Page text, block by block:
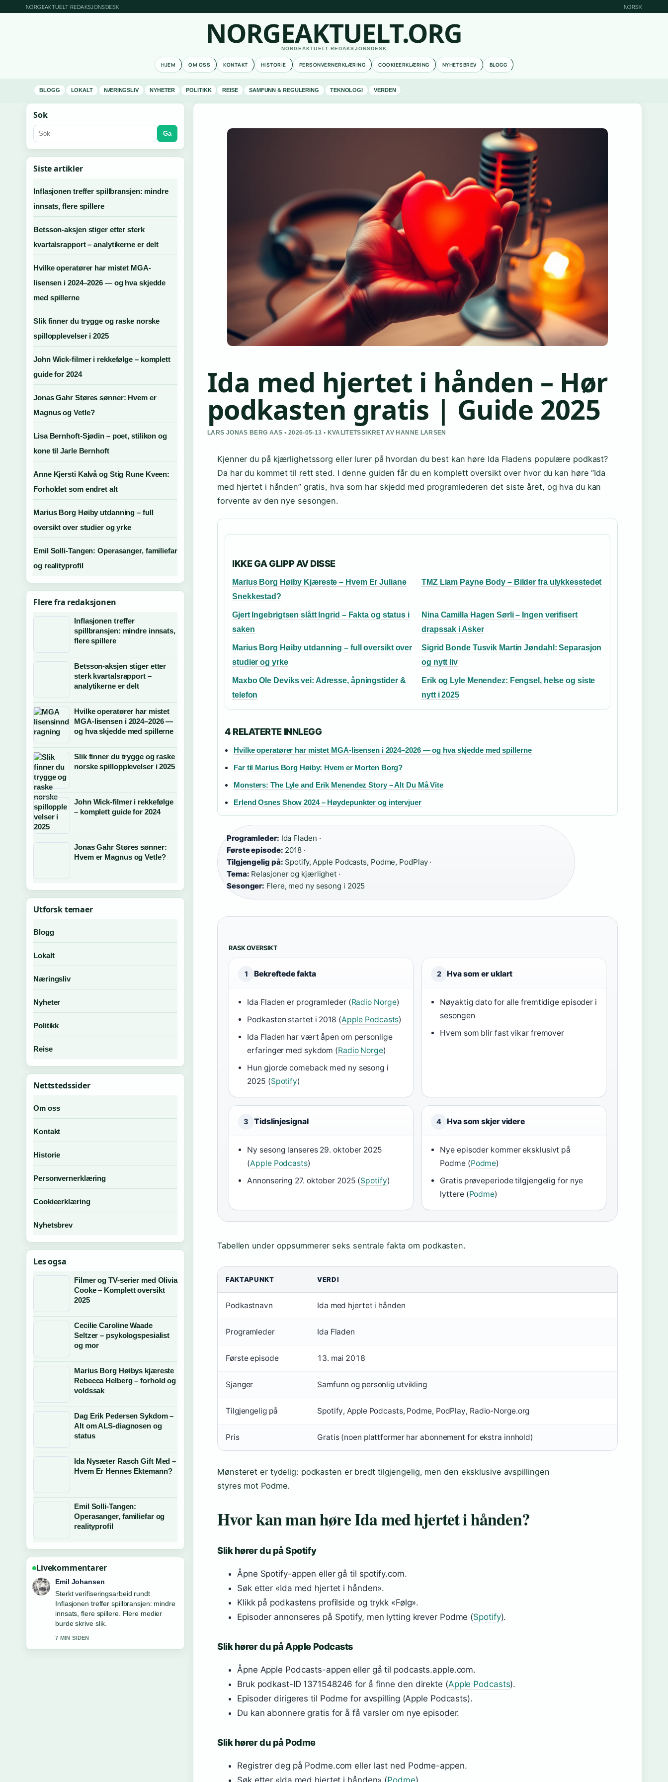
NORGEAKTUELT REDAKSJONSDESK NORSK
NORGEAKTUELT.ORG
NORGEAKTUELT REDAKSJONSDESK
HJEM OM OSS KONTAKT HISTORIE PERSONVERNERKLÆRING COOKIEERKLÆRING NYHETSBREV BLOGG
BLOGG LOKALT NÆRINGSLIV NYHETER POLITIKK REISE SAMFUNN & REGULERING TEKNOLOGI VERDEN
Ida med hjertet i hånden – Hør
podkasten gratis | Guide 2025
LARS JONAS BERG AAS • 2026-05-13 • KVALITETSSIKRET AV HANNE LARSEN
Kjenner du på kjærlighetssorg eller lurer på hvordan du best kan høre Ida Fladens populære podkast?
Da har du kommet til rett sted. I denne guiden får du en komplett oversikt over hvor du kan høre “Ida
med hjertet i hånden” gratis, hva som har skjedd med programlederen det siste året, og hva du kan
forvente av den nye sesongen.
IKKE GA GLIPP AV DISSE
Marius Borg Høiby Kjæreste – Hvem Er Juliane
Snekkestad?
TMZ Liam Payne Body – Bilder fra ulykkesstedet
Gjert Ingebrigtsen slått Ingrid – Fakta og status i
saken
Nina Camilla Hagen Sørli – Ingen verifisert
drapssak i Asker
Marius Borg Høiby utdanning – full oversikt over
studier og yrke
Sigrid Bonde Tusvik Martin Jøndahl: Separasjon
og nytt liv
Maxbo Ole Deviks vei: Adresse, åpningstider &
telefon
Erik og Lyle Menendez: Fengsel, helse og siste
nytt i 2025
4 RELATERTE INNLEGG
Hvilke operatører har mistet MGA-lisensen i 2024–2026 — og hva skjedde med spillerne
Far til Marius Borg Høiby: Hvem er Morten Borg?
Monsters: The Lyle and Erik Menendez Story – Alt Du Må Vite
Erlend Osnes Show 2024 – Høydepunkter og intervjuer
Programleder: Ida Fladen ·
Første episode: 2018 ·
Tilgjengelig på: Spotify, Apple Podcasts, Podme, PodPlay ·
Tema: Relasjoner og kjærlighet ·
Sesonger: Flere, med ny sesong i 2025
RASK OVERSIKT
1 Bekreftede fakta
Ida Fladen er programleder (Radio Norge)
Podkasten startet i 2018 (Apple Podcasts)
Ida Fladen har vært åpen om personlige
erfaringer med sykdom (Radio Norge)
Hun gjorde comeback med ny sesong i
2025 (Spotify)
2 Hva som er uklart
Nøyaktig dato for alle fremtidige episoder i
sesongen
Hvem som blir fast vikar fremover
3 Tidslinjesignal
Ny sesong lanseres 29. oktober 2025
(Apple Podcasts)
Annonsering 27. oktober 2025 (Spotify)
4 Hva som skjer videre
Nye episoder kommer eksklusivt på
Podme (Podme)
Gratis prøveperiode tilgjengelig for nye
lyttere (Podme)
Tabellen under oppsummerer seks sentrale fakta om podkasten.
FAKTAPUNKT VERDI
Podkastnavn Ida med hjertet i hånden
Programleder Ida Fladen
Første episode 13. mai 2018
Sjanger Samfunn og personlig utvikling
Tilgjengelig på Spotify, Apple Podcasts, Podme, PodPlay, Radio-Norge.org
Pris Gratis (noen plattformer har abonnement for ekstra innhold)
Mønsteret er tydelig: podkasten er bredt tilgjengelig, men den eksklusive avspillingen
styres mot Podme.
Hvor kan man høre Ida med hjertet i hånden?
Slik hører du på Spotify
Åpne Spotify-appen eller gå til spotify.com.
Søk etter «Ida med hjertet i hånden».
Klikk på podkastens profilside og trykk «Følg».
Episoder annonseres på Spotify, men lytting krever Podme (Spotify).
Slik hører du på Apple Podcasts
Åpne Apple Podcasts-appen eller gå til podcasts.apple.com.
Bruk podkast-ID 1371548246 for å finne den direkte (Apple Podcasts).
Episoder dirigeres til Podme for avspilling (Apple Podcasts).
Du kan abonnere gratis for å få varsler om nye episoder.
Slik hører du på Podme
Registrer deg på Podme.com eller last ned Podme-appen.
Søk etter «Ida med hjertet i hånden» (Podme).
Sok
Ga
Siste artikler
Inflasjonen treffer spillbransjen: mindre
innsats, flere spillere
Betsson-aksjen stiger etter sterk
kvartalsrapport – analytikerne er delt
Hvilke operatører har mistet MGA-
lisensen i 2024–2026 — og hva skjedde
med spillerne
Slik finner du trygge og raske norske
spillopplevelser i 2025
John Wick-filmer i rekkefølge – komplett
guide for 2024
Jonas Gahr Støres sønner: Hvem er
Magnus og Vetle?
Lisa Bernhoft-Sjødin – poet, stilikon og
kone til Jarle Bernhoft
Anne Kjersti Kalvå og Stig Rune Kveen:
Forholdet som endret alt
Marius Borg Høiby utdanning – full
oversikt over studier og yrke
Emil Solli-Tangen: Operasanger, familiefar
og realityprofil
Flere fra redaksjonen
Inflasjonen treffer
spillbransjen: mindre innsats,
flere spillere
Betsson-aksjen stiger etter
sterk kvartalsrapport –
analytikerne er delt
Hvilke operatører har mistet
MGA-lisensen i 2024–2026 —
og hva skjedde med spillerne
Slik finner du trygge og raske
norske spillopplevelser i 2025
John Wick-filmer i rekkefølge
– komplett guide for 2024
Jonas Gahr Støres sønner:
Hvem er Magnus og Vetle?
Utforsk temaer
Blogg
Lokalt
Næringsliv
Nyheter
Politikk
Reise
Nettstedssider
Om oss
Kontakt
Historie
Personvernerklæring
Cookieerklæring
Nyhetsbrev
Les ogsa
Filmer og TV-serier med Olivia
Cooke – Komplett oversikt
2025
Cecilie Caroline Waade
Seltzer – psykologspesialist
og mor
Marius Borg Høibys kjæreste
Rebecca Helberg – forhold og
voldssak
Dag Erik Pedersen Sykdom –
Alt om ALS-diagnosen og
status
Ida Nysæter Rasch Gift Med –
Hvem Er Hennes Ektemann?
Emil Solli-Tangen:
Operasanger, familiefar og
realityprofil
Livekommentarer
Andreas Dahl
God gjennomgang av Betsson-aksjen
stiger etter sterk kvartalsrapport –
analytikerne.... Dette er den klarest
oppsummeringen i dag.
9 MIN SIDEN